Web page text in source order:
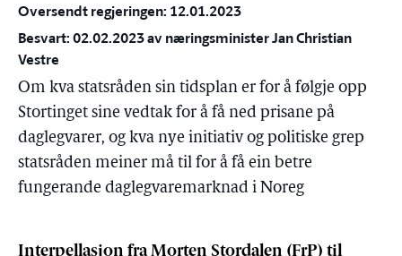
Oversendt regjeringen: 12.01.2023
Besvart: 02.02.2023 av næringsminister Jan Christian
Vestre
Om kva statsråden sin tidsplan er for å følgje opp
Stortinget sine vedtak for å få ned prisane på
daglegvarer, og kva nye initiativ og politiske grep
statsråden meiner må til for å få ein betre
fungerande daglegvaremarknad i Noreg
Interpellasjon fra Morten Stordalen (FrP) til